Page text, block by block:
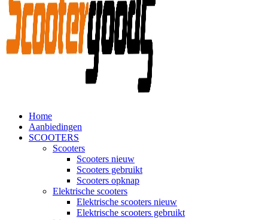
Home
Aanbiedingen
SCOOTERS
Scooters
Scooters nieuw
Scooters gebruikt
Scooters opknap
Elektrische scooters
Elektrische scooters nieuw
Elektrische scooters gebruikt